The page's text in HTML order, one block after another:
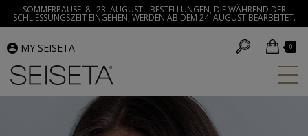
SOMMERPAUSE: 8.–23. AUGUST - BESTELLUNGEN, DIE WÄHREND DER
SCHLIESSUNGSZEIT EINGEHEN, WERDEN AB DEM 24. AUGUST BEARBEITET.
MY SEISETA 0